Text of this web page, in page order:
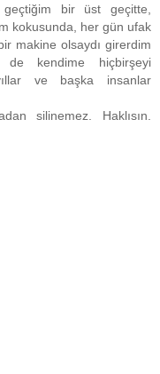
bir üst geçitte,
kokusunda, her gün ufak
makine olsaydı girerdim
kendime hiçbirşeyi
ve başka insanlar
silinemez. Haklısın.